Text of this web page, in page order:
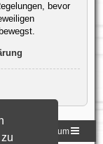
bevor
Impressum